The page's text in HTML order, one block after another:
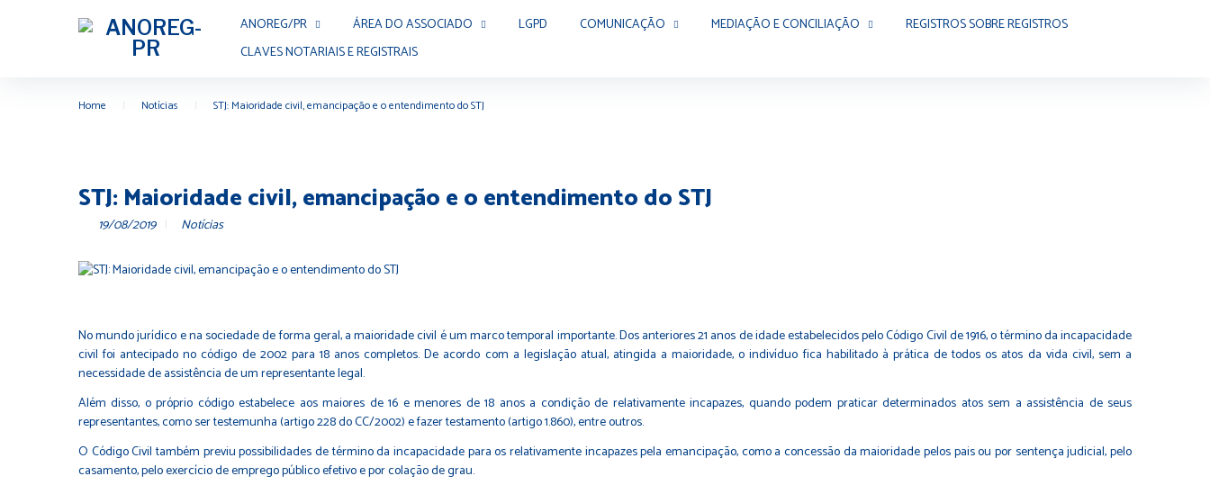
ANOREG/PR ÁREA DO ASSOCIADO LGPD COMUNICAÇÃO MEDIAÇÃO E CONCILIAÇÃO
REGISTROS SOBRE REGISTROS
CLAVES NOTARIAIS E REGISTRAIS
Home Notícias STJ: Maioridade civil, emancipação e o entendimento do STJ
STJ: Maioridade civil, emancipação e o entendimento do STJ
19/08/2019 Notícias
No mundo jurídico e na sociedade de forma geral, a maioridade civil é um marco temporal importante. Dos anteriores 21 anos de idade estabelecidos pelo Código Civil de 1916, o término da incapacidade
civil foi antecipado no código de 2002 para 18 anos completos. De acordo com a legislação atual, atingida a maioridade, o indivíduo fica habilitado à prática de todos os atos da vida civil, sem a
necessidade de assistência de um representante legal.
Além disso, o próprio código estabelece aos maiores de 16 e menores de 18 anos a condição de relativamente incapazes, quando podem praticar determinados atos sem a assistência de seus
representantes, como ser testemunha (artigo 228 do CC/2002) e fazer testamento (artigo 1.860), entre outros.
O Código Civil também previu possibilidades de término da incapacidade para os relativamente incapazes pela emancipação, como a concessão da maioridade pelos pais ou por sentença judicial, pelo
casamento, pelo exercício de emprego público efetivo e por colação de grau.